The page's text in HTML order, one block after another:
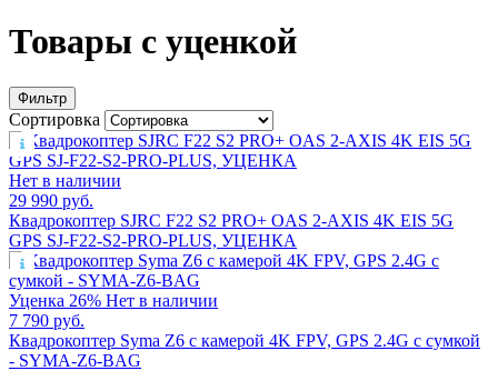
Товары с уценкой
Фильтр
Сортировка
Нет в наличии
29 990 руб.
Квадрокоптер SJRC F22 S2 PRO+ OAS 2-AXIS 4K EIS 5G
GPS SJ-F22-S2-PRO-PLUS, УЦЕНКА
Уценка 26% Нет в наличии
7 790 руб.
Квадрокоптер Syma Z6 с камерой 4K FPV, GPS 2.4G с сумкой
- SYMA-Z6-BAG